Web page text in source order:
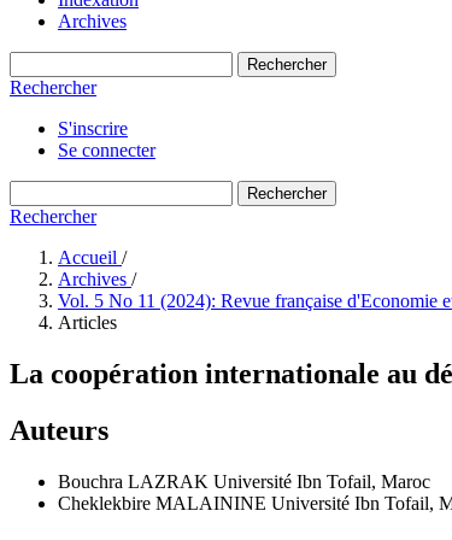
Archives
Rechercher
Rechercher
S'inscrire
Se connecter
Rechercher
Rechercher
Accueil /
Archives /
Vol. 5 No 11 (2024): Revue française d'Economie
Articles
La coopération internationale au
Auteurs
Bouchra LAZRAK Université Ibn Tofail, Maroc
Cheklekbire MALAININE Université Ibn Tofail,